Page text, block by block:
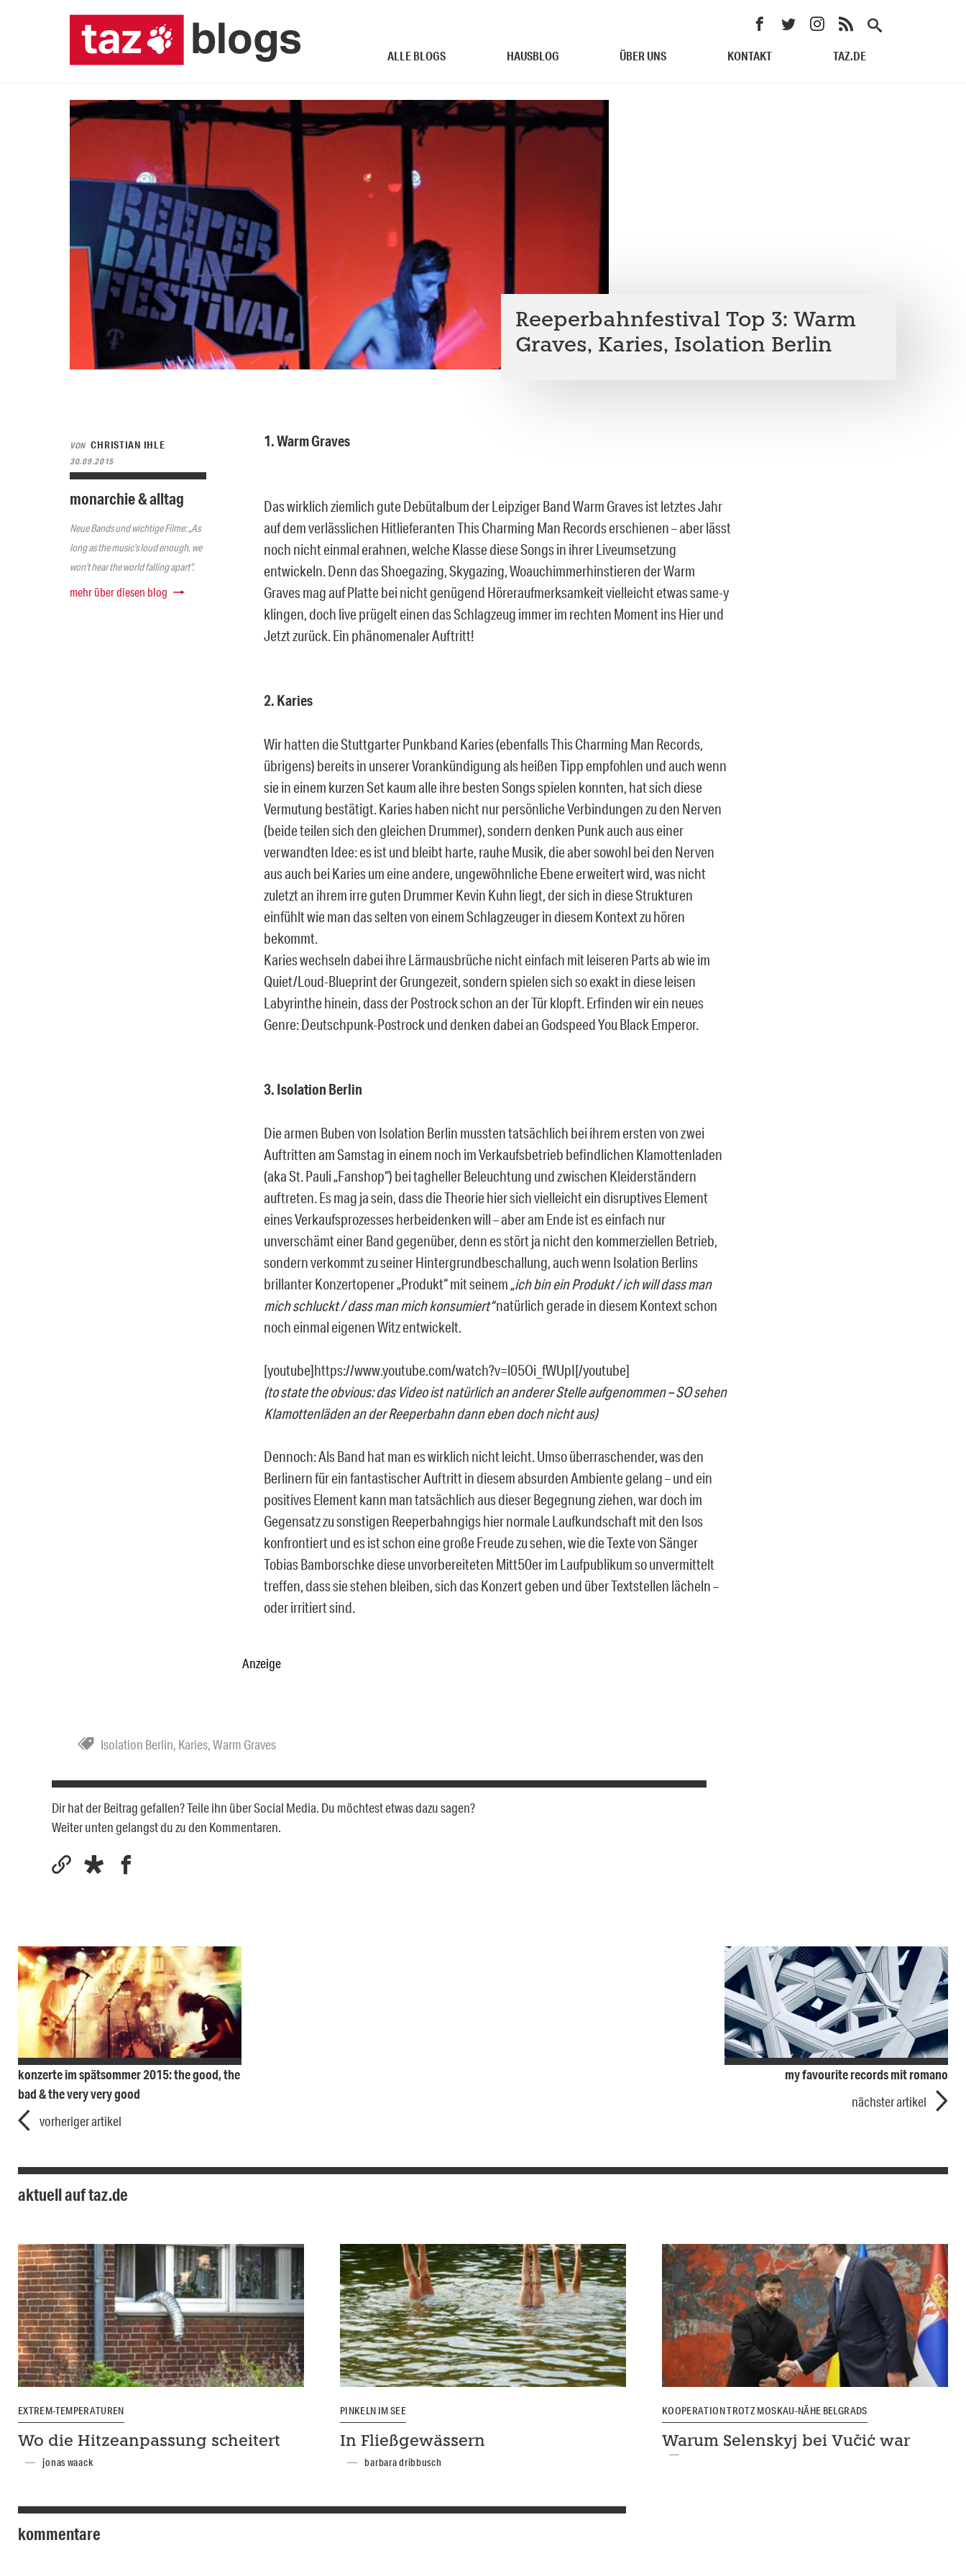
ALLE BLOGS HAUSBLOG ÜBER UNS KONTAKT TAZ.DE
Reeperbahnfestival Top 3: Warm
Graves, Karies, Isolation Berlin
VON CHRISTIAN IHLE
30.09.2015
monarchie & alltag
Neue Bands und wichtige Filme: „As
long as the music’s loud enough, we
won’t hear the world falling apart“.
mehr über diesen blog
1. Warm Graves
Das wirklich ziemlich gute Debütalbum der Leipziger Band Warm Graves ist letztes Jahr
auf dem verlässlichen Hitlieferanten This Charming Man Records erschienen – aber lässt
noch nicht einmal erahnen, welche Klasse diese Songs in ihrer Liveumsetzung
entwickeln. Denn das Shoegazing, Skygazing, Woauchimmerhinstieren der Warm
Graves mag auf Platte bei nicht genügend Höreraufmerksamkeit vielleicht etwas same-y
klingen, doch live prügelt einen das Schlagzeug immer im rechten Moment ins Hier und
Jetzt zurück. Ein phänomenaler Auftritt!
2. Karies
Wir hatten die Stuttgarter Punkband Karies (ebenfalls This Charming Man Records,
übrigens) bereits in unserer Vorankündigung als heißen Tipp empfohlen und auch wenn
sie in einem kurzen Set kaum alle ihre besten Songs spielen konnten, hat sich diese
Vermutung bestätigt. Karies haben nicht nur persönliche Verbindungen zu den Nerven
(beide teilen sich den gleichen Drummer), sondern denken Punk auch aus einer
verwandten Idee: es ist und bleibt harte, rauhe Musik, die aber sowohl bei den Nerven
aus auch bei Karies um eine andere, ungewöhnliche Ebene erweitert wird, was nicht
zuletzt an ihrem irre guten Drummer Kevin Kuhn liegt, der sich in diese Strukturen
einfühlt wie man das selten von einem Schlagzeuger in diesem Kontext zu hören
bekommt.
Karies wechseln dabei ihre Lärmausbrüche nicht einfach mit leiseren Parts ab wie im
Quiet/Loud-Blueprint der Grungezeit, sondern spielen sich so exakt in diese leisen
Labyrinthe hinein, dass der Postrock schon an der Tür klopft. Erfinden wir ein neues
Genre: Deutschpunk-Postrock und denken dabei an Godspeed You Black Emperor.
3. Isolation Berlin
Die armen Buben von Isolation Berlin mussten tatsächlich bei ihrem ersten von zwei
Auftritten am Samstag in einem noch im Verkaufsbetrieb befindlichen Klamottenladen
(aka St. Pauli „Fanshop“) bei tagheller Beleuchtung und zwischen Kleiderständern
auftreten. Es mag ja sein, dass die Theorie hier sich vielleicht ein disruptives Element
eines Verkaufsprozesses herbeidenken will – aber am Ende ist es einfach nur
unverschämt einer Band gegenüber, denn es stört ja nicht den kommerziellen Betrieb,
sondern verkommt zu seiner Hintergrundbeschallung, auch wenn Isolation Berlins
brillanter Konzertopener „Produkt“ mit seinem „ich bin ein Produkt / ich will dass man
mich schluckt / dass man mich konsumiert“natürlich gerade in diesem Kontext schon
noch einmal eigenen Witz entwickelt.
[youtube]https://www.youtube.com/watch?v=l05Oi_fWUpI[/youtube]
(to state the obvious: das Video ist natürlich an anderer Stelle aufgenommen – SO sehen
Klamottenläden an der Reeperbahn dann eben doch nicht aus)
Dennoch: Als Band hat man es wirklich nicht leicht. Umso überraschender, was den
Berlinern für ein fantastischer Auftritt in diesem absurden Ambiente gelang – und ein
positives Element kann man tatsächlich aus dieser Begegnung ziehen, war doch im
Gegensatz zu sonstigen Reeperbahngigs hier normale Laufkundschaft mit den Isos
konfrontiert und es ist schon eine große Freude zu sehen, wie die Texte von Sänger
Tobias Bamborschke diese unvorbereiteten Mitt50er im Laufpublikum so unvermittelt
treffen, dass sie stehen bleiben, sich das Konzert geben und über Textstellen lächeln –
oder irritiert sind.
Anzeige
Isolation Berlin, Karies,Warm Graves
Dir hat der Beitrag gefallen? Teile ihn über Social Media. Du möchtest etwas dazu sagen?
Weiter unten gelangst du zu den Kommentaren.
konzerte im spätsommer 2015: the good, the
bad & the very very good
vorheriger artikel
my favourite records mit romano
nächster artikel
aktuell auf taz.de
EXTREM-TEMPERATUREN
Wo die Hitzeanpassung scheitert
jonas waack
PINKELN IM SEE
In Fließgewässern
barbara dribbusch
KOOPERATION TROTZ MOSKAU-NÄHE BELGRADS
Warum Selenskyj bei Vučić war
kommentare